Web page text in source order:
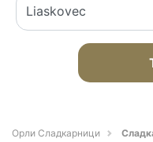
Орли Сладкарници